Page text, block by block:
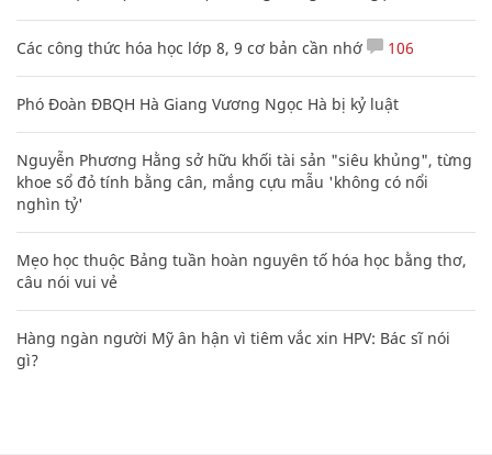
Các công thức hóa học lớp 8, 9 cơ bản cần nhớ 106
Phó Đoàn ĐBQH Hà Giang Vương Ngọc Hà bị kỷ luật
Nguyễn Phương Hằng sở hữu khối tài sản "siêu khủng", từng
khoe sổ đỏ tính bằng cân, mắng cựu mẫu 'không có nổi
nghìn tỷ'
Mẹo học thuộc Bảng tuần hoàn nguyên tố hóa học bằng thơ,
câu nói vui vẻ
Hàng ngàn người Mỹ ân hận vì tiêm vắc xin HPV: Bác sĩ nói
gì?